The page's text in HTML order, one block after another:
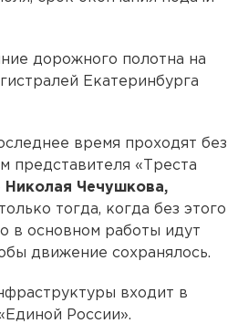
дорожного полотна на
Екатеринбурга
время проходят без
представителя «Треста
Николая Чечушкова,
тогда, когда без этого
в основном работы идут
движение сохранялось.
входит в
России».